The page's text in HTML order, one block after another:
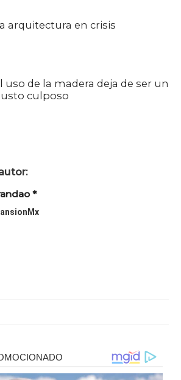
arquitectura en crisis
uso de la madera deja de ser un
culposo
*